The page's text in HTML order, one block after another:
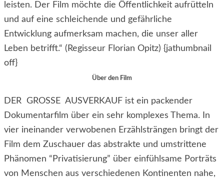
leisten. Der Film möchte die Öffentlichkeit aufrütteln
und auf eine schleichende und gefährliche
Entwicklung aufmerksam machen, die unser aller
Leben betrifft.“ (Regisseur Florian Opitz) {jathumbnail
off}
Über den Film
DER GROSSE AUSVERKAUF ist ein packender
Dokumentarfilm über ein sehr komplexes Thema. In
vier ineinander verwobenen Erzählsträngen bringt der
Film dem Zuschauer das abstrakte und umstrittene
Phänomen “Privatisierung” über einfühlsame Porträts
von Menschen aus verschiedenen Kontinenten nahe,